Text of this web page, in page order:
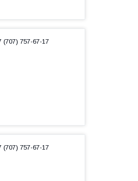
(707) 757-67-17
(707) 757-67-17